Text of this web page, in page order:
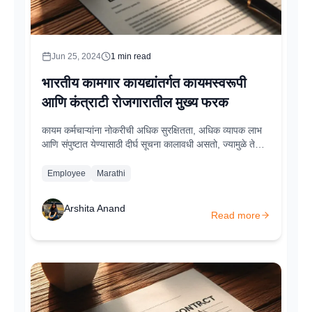
Jun 25, 2024 1 min read
भारतीय कामगार कायद्यांतर्गत कायमस्वरूपी
आणि कंत्राटी रोजगारातील मुख्य फरक
कायम कर्मचाऱ्यांना नोकरीची अधिक सुरक्षितता, अधिक व्यापक लाभ
आणि संपुष्टात येण्यासाठी दीर्घ सूचना कालावधी असतो, ज्यामुळे ते
विशिष्ट कालावधीसाठी किंवा प्रकल्पांसाठी काम करतात...
Employee Marathi
Arshita Anand
Read more